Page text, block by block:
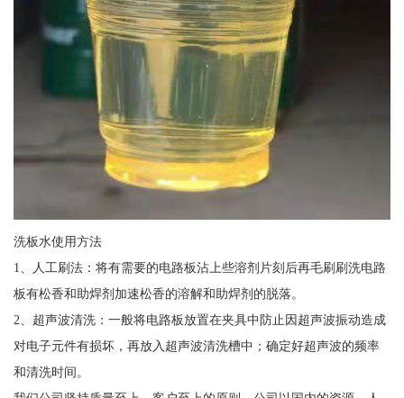
洗板水使用方法
1、人工刷法：将有需要的电路板沾上些溶剂片刻后再毛刷刷洗电路
板有松香和助焊剂加速松香的溶解和助焊剂的脱落。
2、超声波清洗：一般将电路板放置在夹具中防止因超声波振动造成
对电子元件有损坏，再放入超声波清洗槽中；确定好超声波的频率
和清洗时间。